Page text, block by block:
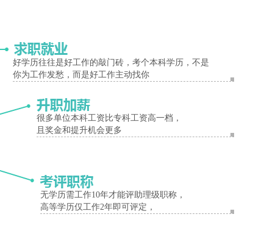
间为12月1日—3日，望本次毕业考生及时到各县区、油田招生办查询
开通网上银行业务，老考生在办理完网上报名及付费手续后即完成
报考。
好学历往往是好工作的敲门砖，考个本科学历，不是
你为工作发愁，而是好工作主动找你
很多单位本科工资比专科工资高一档，
且奖金和提升机会更多
无学历需工作10年才能评助理级职称，
高等学历仅工作2年即可评定，